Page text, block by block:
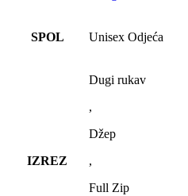
SPOL Unisex Odjeća
IZREZ
Dugi rukav
,
Džep
,
Full Zip